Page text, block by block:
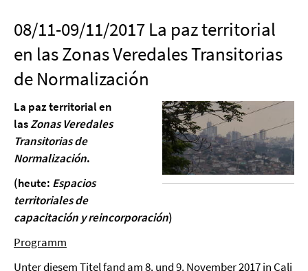
08/11-09/11/2017 La paz territorial
en las Zonas Veredales Transitorias
de Normalización
La paz territorial en
lasZonas Veredales
Transitorias de
Normalización.
(heute: Espacios
territoriales de
capacitación y reincorporación)
Programm
Unter diesem Titel fand am 8. und 9. November 2017 in Cali